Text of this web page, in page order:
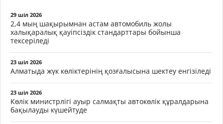
29 шіл 2026
2,4 мың шақырымнан астам автомобиль жолы
халықаралық қауіпсіздік стандарттары бойынша
тексеріледі
23 шіл 2026
Алматыда жүк көліктерінің қозғалысына шектеу енгізіледі
23 шіл 2026
Көлік министрлігі ауыр салмақты автокөлік құралдарына
бақылауды күшейтуде